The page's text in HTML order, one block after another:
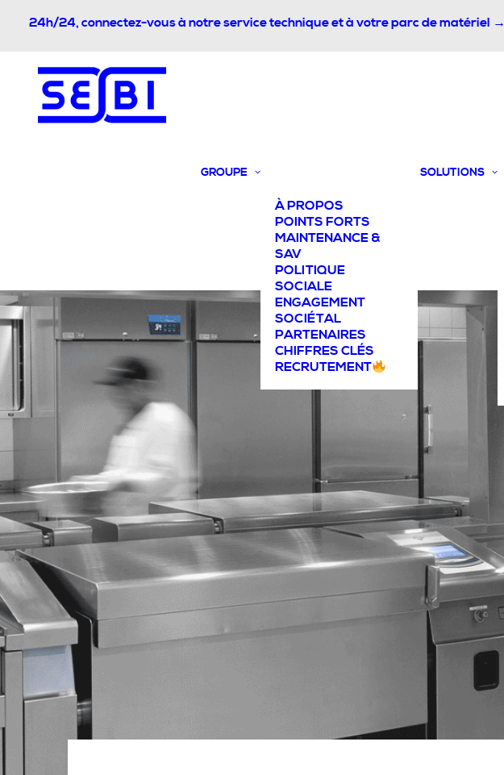
24h/24, connectez-vous à notre service technique et à votre parc de matériel →
GROUPE
À PROPOS
POINTS FORTS
MAINTENANCE &
SAV
POLITIQUE
SOCIALE
ENGAGEMENT
SOCIÉTAL
PARTENAIRES
CHIFFRES CLÉS
RECRUTEMENT
SOLUTIONS